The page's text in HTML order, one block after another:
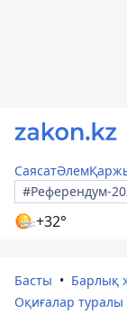
СаясатӘлем
#Референдум-
+32°
Басты
Барлық
Оқиғалар